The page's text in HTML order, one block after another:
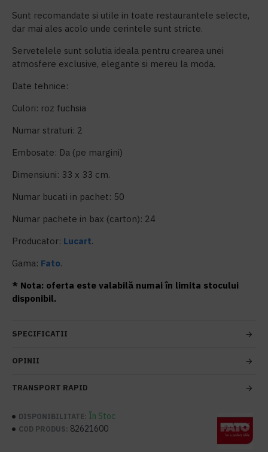
Sunt recomandate si utile in toate restaurantele selecte,
dar mai ales acolo unde cerintele sunt stricte.
Servetelele sunt solutia ideala pentru crearea unei
atmosfere exclusive, elegante si mereu la moda.
Date tehnice:
Culori: roz fuchsia
Numar straturi: 2
Embosate: Da (pe margini)
Dimensiuni: 33 x 33 cm.
Numar bucati in pachet: 50
Numar pachete in bax (carton): 24
Producator: Lucart.
Gama: Fato.
* Nota: oferta este valabilă numai în limita stocului
disponibil.
SPECIFICATII
OPINII
TRANSPORT RAPID
DISPONIBILITATE: În Stoc
COD PRODUS: 82621600